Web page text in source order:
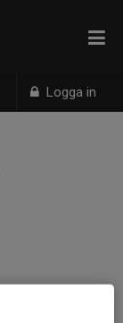
Logga in